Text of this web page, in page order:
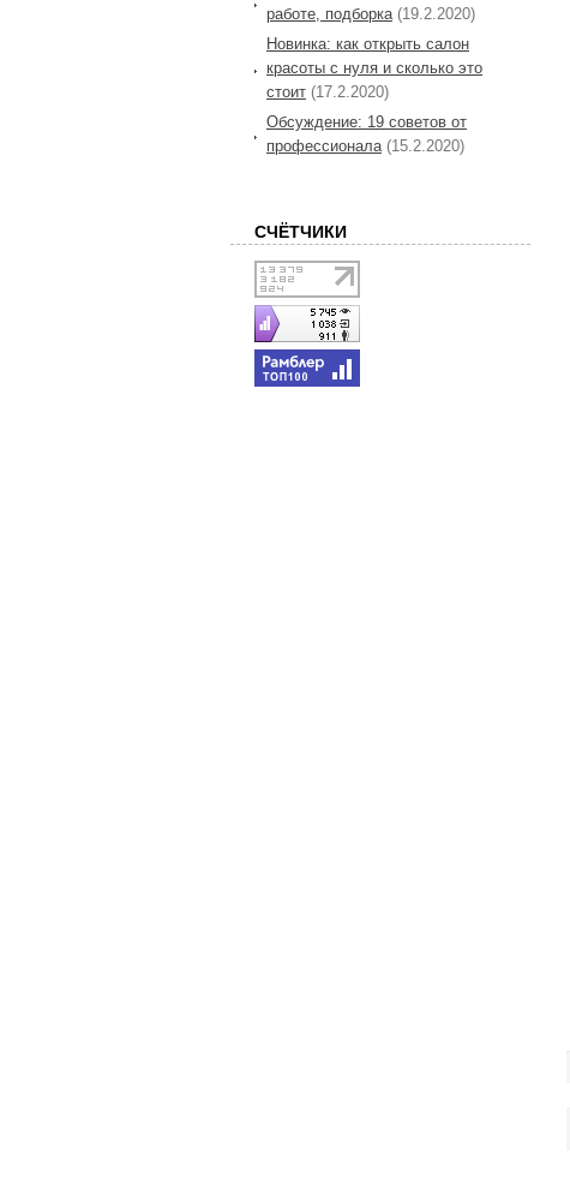
работе, подборка (19.2.2020)
Новинка: как открыть салон
красоты с нуля и сколько это
стоит (17.2.2020)
Обсуждение: 19 советов от
профессионала (15.2.2020)
СЧЁТЧИКИ